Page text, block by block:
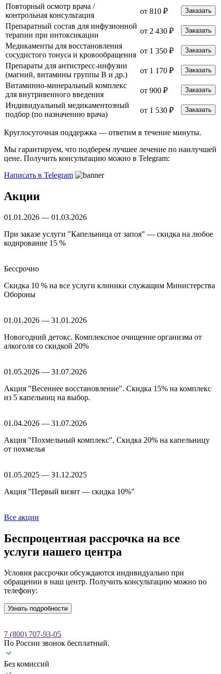
Повторный осмотр врача /
контрольная консультация
от 810 ₽ Заказать
Препаратный состав для инфузионной
терапии при интоксикации
от 2 430 ₽ Заказать
Медикаменты для восстановления
сосудистого тонуса и кровообращения от 1 350 ₽ Заказать
Препараты для антистресс-инфузии
(магний, витамины группы B и др.)
от 1 170 ₽ Заказать
Витаминно-минеральный комплекс
для внутривенного введения
от 900 ₽ Заказать
Индивидуальный медикаментозный
подбор (по назначению врача)
от 1 530 ₽ Заказать
Круглосуточная поддержка — ответим в течение минуты.
Мы гарантируем, что подберем лучшее лечение по наилучшей
цене. Получить консультацию можно в Telegram:
Написать в Telegram
Акции
01.01.2026 — 01.03.2026
При заказе услуги "Капельница от запоя" — скидка на любое
кодирование 15 %
Бессрочно
Скидка 10 % на все услуги клиники служащим Министерства
Обороны
01.01.2026 — 31.01.2026
Новогодний детокс. Комплексное очищение организма от
алкоголя со скидкой 20%
01.05.2026 — 31.07.2026
Акция "Весеннее восстановление". Скидка 15% на комплекс
из 5 капельниц на выбор.
01.04.2026 — 31.07.2026
Акция "Похмельный комплекс". Скидка 20% на капельницу
от похмелья
01.05.2025 — 31.12.2025
Акция "Первый визит — скидка 10%"
Все акции
Беспроцентная рассрочка на все
услуги нашего центра
Условия рассрочки обсуждаются индивидуально при
обращении в наш центр. Получить консультацию можно по
телефону:
Узнать подробности
7 (800) 707-93-05
По России звонок бесплатный.
Без комиссий